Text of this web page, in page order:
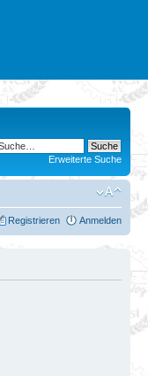
Erweiterte Suche
Registrieren Anmelden